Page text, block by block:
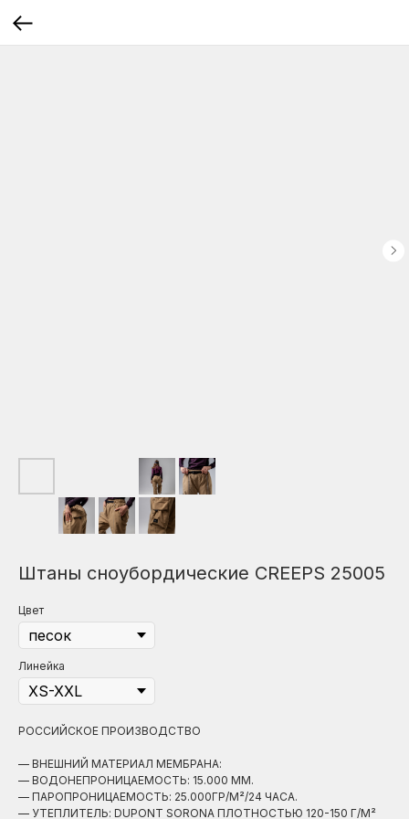
Штаны сноубордические CREEPS 25005
Цвет
Линейка
РОССИЙСКОЕ ПРОИЗВОДСТВО
— ВНЕШНИЙ МАТЕРИАЛ МЕМБРАНА:
— ВОДОНЕПРОНИЦАЕМОСТЬ: 15.000 ММ.
— ПАРОПРОНИЦАЕМОСТЬ: 25.000ГР/М²/24 ЧАСА.
— УТЕПЛИТЕЛЬ: DUPONT SORONA ПЛОТНОСТЬЮ 120-150 Г/М²